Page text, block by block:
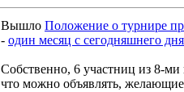
Вышло Положение о турнире
- один месяц с сегодняшнего дня
Собственно, 6 участниц из 8-
что можно объявлять,